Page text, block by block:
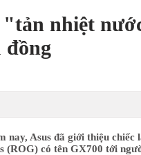
nhiệt
đồng
nay, Asus đã giới thiệu chiếc
(ROG) có tên GX700 tới